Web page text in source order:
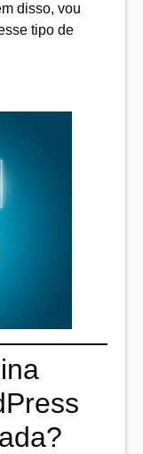
disso, vou
tipo de